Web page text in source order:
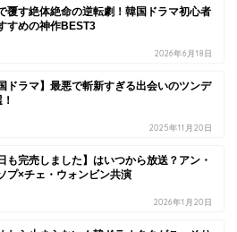
覆す絶体絶命の逆転劇！韓国ドラマ初心者
すめの神作BEST3
2026年6月18日
ドラマ】最悪で斬新すぎる出会いのツンデ
2025年11月20日
も完売しました】はいつから放送？アン・
プ×チェ・ウォンビン共演
2026年1月20日